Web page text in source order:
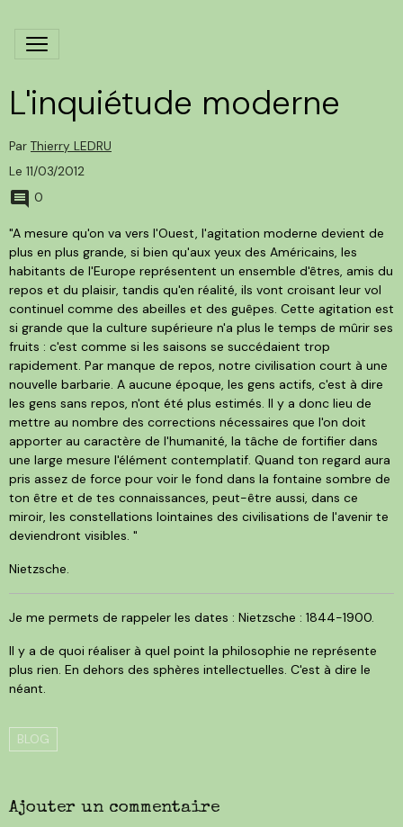
L'inquiétude moderne
Par Thierry LEDRU
Le 11/03/2012
0
"A mesure qu'on va vers l'Ouest, l'agitation moderne devient de
plus en plus grande, si bien qu'aux yeux des Américains, les
habitants de l'Europe représentent un ensemble d'êtres, amis du
repos et du plaisir, tandis qu'en réalité, ils vont croisant leur vol
continuel comme des abeilles et des guêpes. Cette agitation est
si grande que la culture supérieure n'a plus le temps de mûrir ses
fruits : c'est comme si les saisons se succédaient trop
rapidement. Par manque de repos, notre civilisation court à une
nouvelle barbarie. A aucune époque, les gens actifs, c'est à dire
les gens sans repos, n'ont été plus estimés. Il y a donc lieu de
mettre au nombre des corrections nécessaires que l'on doit
apporter au caractère de l'humanité, la tâche de fortifier dans
une large mesure l'élément contemplatif. Quand ton regard aura
pris assez de force pour voir le fond dans la fontaine sombre de
ton être et de tes connaissances, peut-être aussi, dans ce
miroir, les constellations lointaines des civilisations de l'avenir te
deviendront visibles. "
Nietzsche.
Je me permets de rappeler les dates : Nietzsche : 1844-1900.
Il y a de quoi réaliser à quel point la philosophie ne représente
plus rien. En dehors des sphères intellectuelles. C'est à dire le
néant.
BLOG
Ajouter un commentaire